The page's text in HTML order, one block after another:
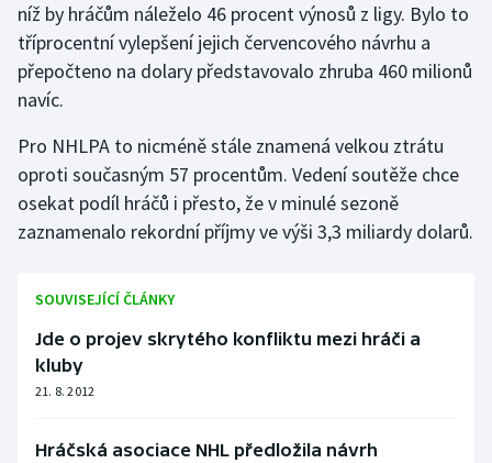
Jezdectví
Judo
Krasobruslení
Lezení
Lyže a snowboard
Moderní pětiboj
Motorsport
Olympijské hry
Parasport
níž by hráčům náleželo 46 procent výnosů z ligy. Bylo to
tříprocentní vylepšení jejich červencového návrhu a
přepočteno na dolary představovalo zhruba 460 milionů
navíc.
Pro NHLPA to nicméně stále znamená velkou ztrátu
oproti současným 57 procentům. Vedení soutěže chce
osekat podíl hráčů i přesto, že v minulé sezoně
zaznamenalo rekordní příjmy ve výši 3,3 miliardy dolarů.
SOUVISEJÍCÍ ČLÁNKY
Jde o projev skrytého konfliktu mezi hráči a
kluby
21. 8. 2012
Hráčská asociace NHL předložila návrh